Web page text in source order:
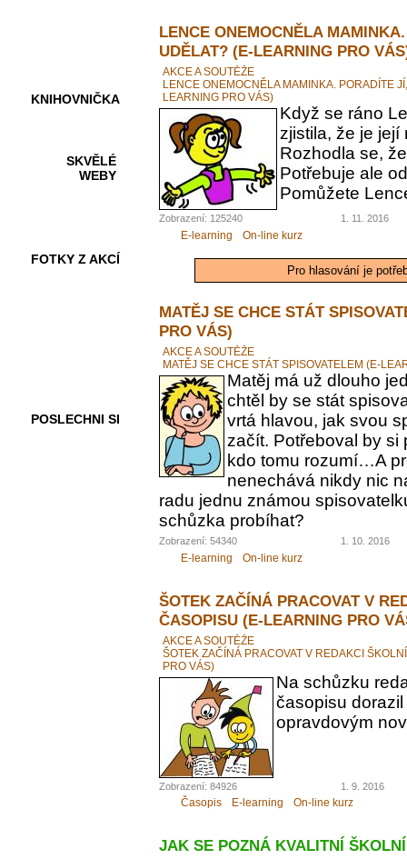
KNIHOVNIČKA
SKVĚLÉ
WEBY
FOTKY Z AKCÍ
POSLECHNI SI
LENCE ONEMOCNĚLA
UDĚLAT? (E-LEARNING PRO
AKCE A SOUTĚŽE
LENCE ONEMOCNĚLA MAMINKA. PORADÍTE
LEARNING PRO VÁS)
Když se ráno
zjistila, že je její
Rozhodla se,
Potřebuje ale
Pomůžete
Zobrazení: 125240 1. 11. 2016
E-learning On-line kurz
Pro hlasování je
MATĚJ SE CHCE STÁT
PRO VÁS)
AKCE A SOUTĚŽE
MATĚJ SE CHCE STÁT SPISOVATELEM (E-
Matěj má už dlouho
chtěl by se stát
vrtá hlavou, jak svou
začít. Potřeboval by si
kdo tomu rozumí…A
nenechává nikdy nic
radu jednu známou
schůzka probíhat?
Zobrazení: 54340 1. 10. 2016
E-learning On-line kurz
ŠOTEK ZAČÍNÁ PRACOVAT V
ČASOPISU (E-LEARNING PRO
AKCE A SOUTĚŽE
ŠOTEK ZAČÍNÁ PRACOVAT V REDAKCI
PRO VÁS)
Na schůzku
časopisu
opravdovým
Zobrazení: 84926 1. 9. 2016
Časopis E-learning On-line kurz
JAK SE POZNÁ KVALITNÍ